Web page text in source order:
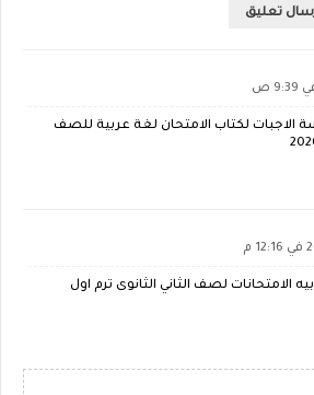
تعليق
لكتاب الامتحان لغة عربية للصف
الامتحانات لصف الثاني الثانوى ترم اول